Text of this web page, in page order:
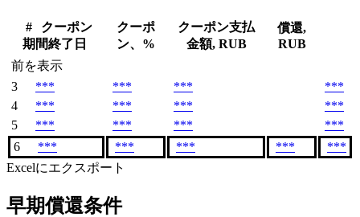
#
クーポン
期間終了日
クーポ
ン、%
クーポン支払
金額, RUB
償還,
RUB
前を表示
3
*** *** ***
***
4
*** *** ***
***
5
*** *** ***
***
6
*** *** *** ***
***
Excelにエクスポート
早期償還条件